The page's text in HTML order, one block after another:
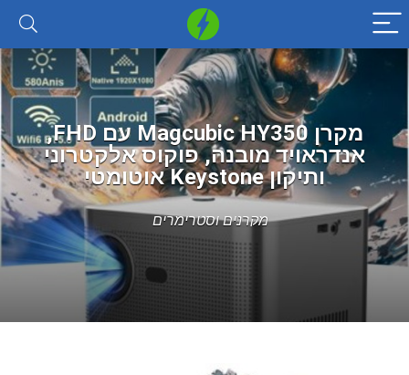
מקרן Magcubic HY350 עם FHD,
אנדראויד מובנה, פוקוס אלקטרוני
ותיקון Keystone אוטומטי
מקרנים וסטרימרים